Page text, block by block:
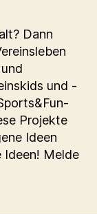
Dann
und -
Projekte
Ideen
Ideen! Melde